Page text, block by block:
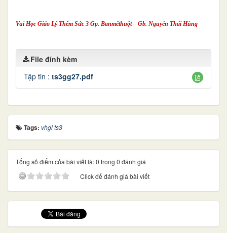
Vui Học Giáo Lý Thêm Sức 3 Gp. Banmêthuột – Gb. Nguyễn Thái Hùng
File đính kèm
Tập tin : ts3gg27.pdf
Tags: vhgl ts3
Tổng số điểm của bài viết là: 0 trong 0 đánh giá
Click để đánh giá bài viết